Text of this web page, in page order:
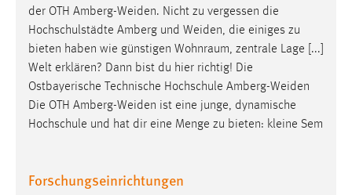
der OTH Amberg-Weiden. Nicht zu vergessen die
Hochschulstädte Amberg und Weiden, die einiges zu
bieten haben wie günstigen Wohnraum, zentrale Lage [...]
Welt erklären? Dann bist du hier richtig! Die
Ostbayerische Technische Hochschule Amberg-Weiden
Die OTH Amberg-Weiden ist eine junge, dynamische
Hochschule und hat dir eine Menge zu bieten: kleine Sem
Forschungseinrichtungen
Dieser Cookie ist notwendig um sich an der Website
einloggen zu können.
Cookie Laufzeit:
24 Stunden
STATISTIK
Diese Informationen helfen uns zu verstehen, wie